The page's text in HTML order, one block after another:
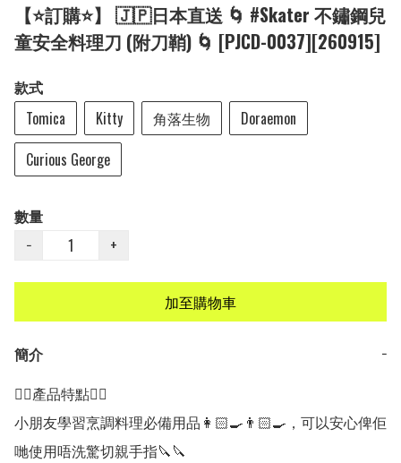
【⭐訂購⭐】 🇯🇵日本直送 🌀 #Skater 不鏽鋼兒
童安全料理刀 (附刀鞘) 🌀 [PJCD-0037][260915]
款式
Tomica
Kitty 角落生物
Doraemon
Curious George
數量
−
+
加至購物車
簡介
−
👍🏻產品特點👍🏻
小朋友學習烹調料理必備用品👩🏻‍🍳👨🏻‍🍳，可以安心俾佢
哋使用唔洗驚切親手指🔪🔪